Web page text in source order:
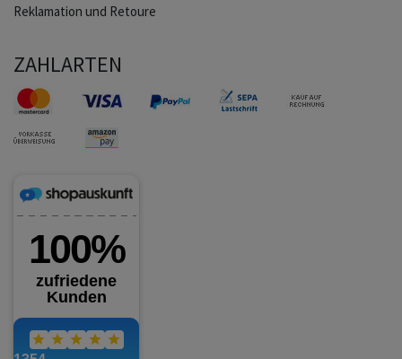
Reklamation und Retoure
ZAHLARTEN